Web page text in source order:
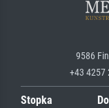
9586
+43 4257
Stopka